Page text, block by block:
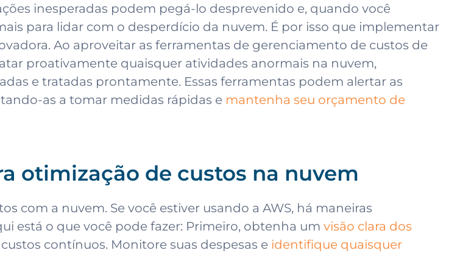
inesperadas podem pegá-lo desprevenido e, quando você
para lidar com o desperdício da nuvem. É por isso que implementar
Ao aproveitar as ferramentas de gerenciamento de custos de
proativamente quaisquer atividades anormais na nuvem,
e tratadas prontamente. Essas ferramentas podem alertar as
as a tomar medidas rápidas e mantenha seu orçamento de
otimização de custos na nuvem
com a nuvem. Se você estiver usando a AWS, há maneiras
está o que você pode fazer: Primeiro, obtenha um visão clara dos
contínuos. Monitore suas despesas e identifique quaisquer